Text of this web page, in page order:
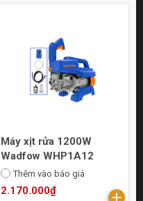
Máy xịt rửa 1200W
Wadfow WHP1A12
Thêm vào báo giá
2.170.000₫